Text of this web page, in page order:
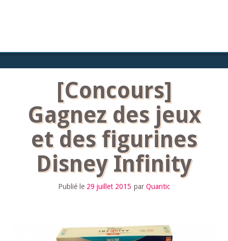
[Concours]
Gagnez des jeux
et des figurines
Disney Infinity
Publié le 29 juillet 2015 par Quantic